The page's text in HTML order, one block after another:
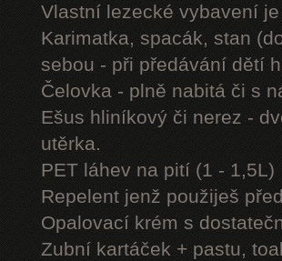
Vlastní lezecké vybavení
Karimatka, spacák, stan
sebou - při předávání dětí
Čelovka - plně nabitá či s
Ešus hliníkový či nerez -
utěrka.
PET láhev na pití (1 - 1,5L)
Repelent jenž použiješ
Opalovací krém s
Zubní kartáček + pastu,